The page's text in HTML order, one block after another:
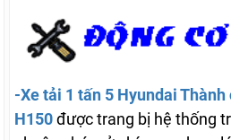
-Xe tải 1 tấn 5 Hyundai
H150được trang bị hệ thống